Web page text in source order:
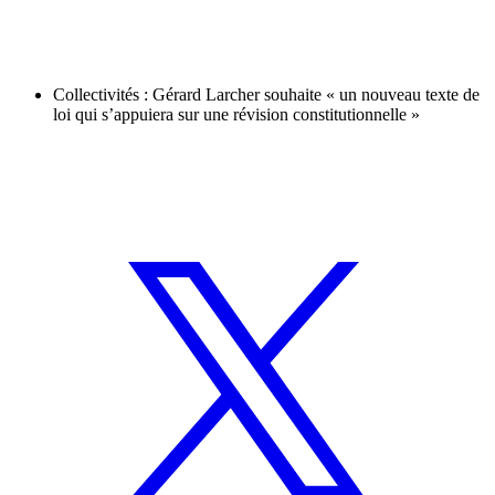
Collectivités : Gérard Larcher souhaite « un nouveau texte de
loi qui s’appuiera sur une révision constitutionnelle »